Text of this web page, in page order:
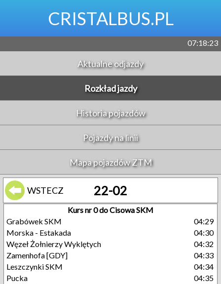
CRISTALBUS.PL
07:18:23
Aktualne odjazdy
Rozkład jazdy
Historia pojazdów
Pojazdy na linii
Mapa pojazdów ZTM
WSTECZ 22-02
Kurs nr 0 do Cisowa SKM
Grabówek SKM
04:29
Morska - Estakada
04:30
Węzeł Żołnierzy Wyklętych
04:32
Zamenhofa [GDY]
04:33
Leszczynki SKM
04:34
Pucka
04:35